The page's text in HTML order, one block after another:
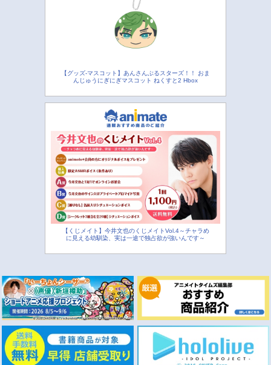
【グッズ-マスコット】あんさんぶるスターズ！！ おま
んじゅうにぎにぎマスコット ねくすと2 Hbox
【くじメイト】今井文也のくじメイトVol.4～チャラめ
に見える幼馴染、実は一途で独占欲が強いんです～